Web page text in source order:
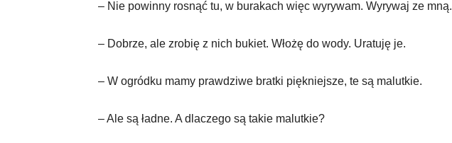
– Nie powinny rosnąć tu, w burakach więc wyrywam. Wyrywaj ze mną.
– Dobrze, ale zrobię z nich bukiet. Włożę do wody. Uratuję je.
– W ogródku mamy prawdziwe bratki piękniejsze, te są malutkie.
– Ale są ładne. A dlaczego są takie malutkie?